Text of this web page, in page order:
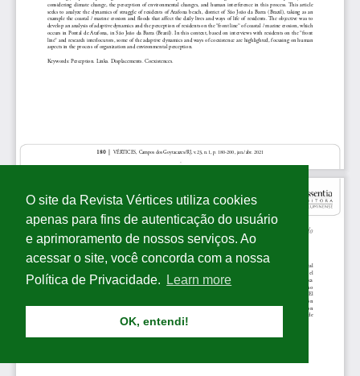
O site da Revista Vértices utiliza cookies
apenas para fins de autenticação do usuário
e aprimoramento de nossos serviços. Ao
acessar o site, você concorda com a nossa
Política de Privacidade.
Learn more
OK, entendi!